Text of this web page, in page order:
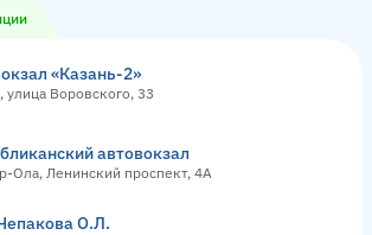
«‎Казань-2»
улица Воровского, 33
автовокзал
Ола, Ленинский проспект, 4А
О.Л.